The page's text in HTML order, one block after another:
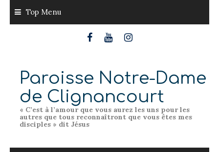
content
Top Menu
Paroisse Notre-Dame
de Clignancourt
« C’est à l’amour que vous aurez les uns pour les
autres que tous reconnaîtront que vous êtes mes
disciples » dit Jésus